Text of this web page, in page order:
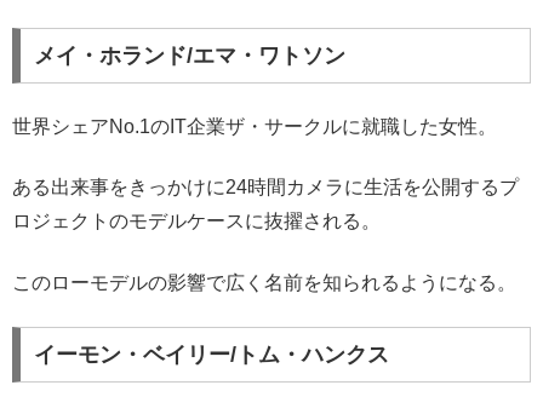
メイ・ホランド/エマ・ワトソン
世界シェアNo.1のIT企業ザ・サークルに就職した女性。
ある出来事をきっかけに24時間カメラに生活を公開するプ
ロジェクトのモデルケースに抜擢される。
このローモデルの影響で広く名前を知られるようになる。
イーモン・ベイリー/トム・ハンクス